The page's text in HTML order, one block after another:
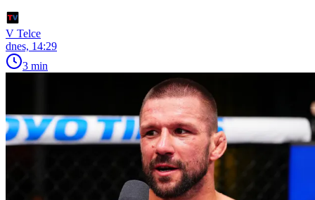
V Telce
dnes, 14:29
3 min